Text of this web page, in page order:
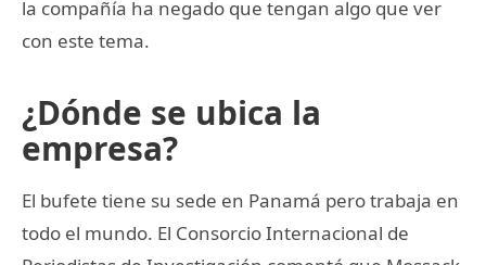
la compañía ha negado que tengan algo que ver
con este tema.
¿Dónde se ubica la
empresa?
El bufete tiene su sede en Panamá pero trabaja en
todo el mundo. El Consorcio Internacional de